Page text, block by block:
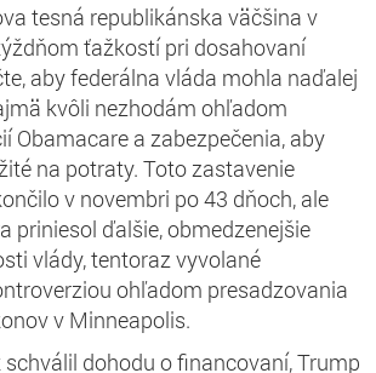
tesná republikánska väčšina v
ťažkostí pri dosahovaní
aby federálna vláda mohla naďalej
kvôli nezhodám ohľadom
Obamacare a zabezpečenia, aby
na potraty. Toto zastavenie
v novembri po 43 dňoch, ale
priniesol ďalšie, obmedzenejšie
vlády, tentoraz vyvolané
ohľadom presadzovania
v Minneapolis.
schválil dohodu o financovaní, Trump